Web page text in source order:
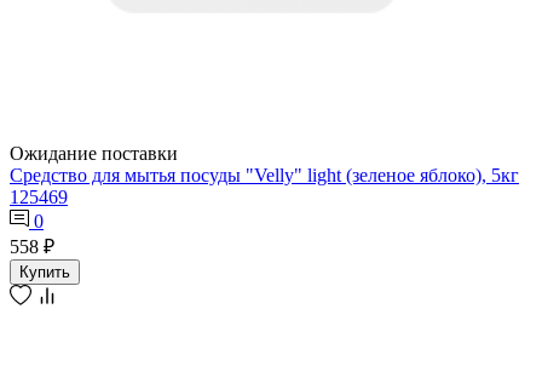
Ожидание поставки
Средство для мытья посуды "Velly" light (зеленое яблоко), 5кг
125469
0
558 ₽
Купить